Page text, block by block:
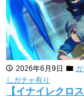
2026年6月9日
しガチャ有り
【イナイレクロ